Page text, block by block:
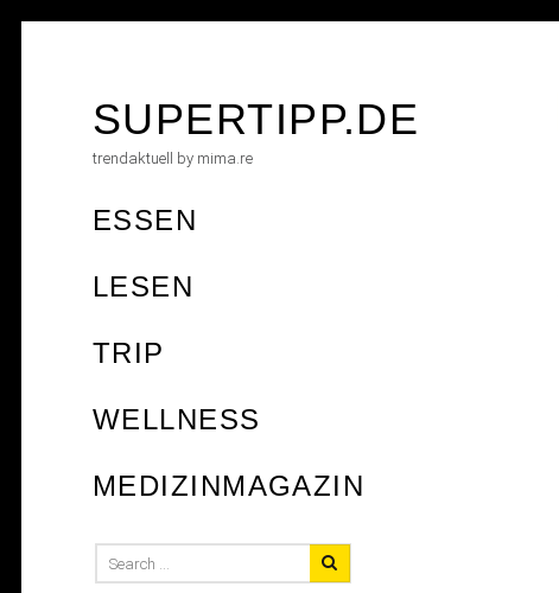
SUPERTIPP.DE
trendaktuell by mima.re
ESSEN
LESEN
TRIP
WELLNESS
MEDIZINMAGAZIN
for: